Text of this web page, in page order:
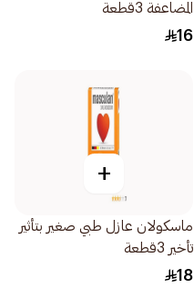
المضاعفة 3قطعة
16
+
ماسكولان عازل طبي صغير بتأثير
تأخير 3قطعة
18